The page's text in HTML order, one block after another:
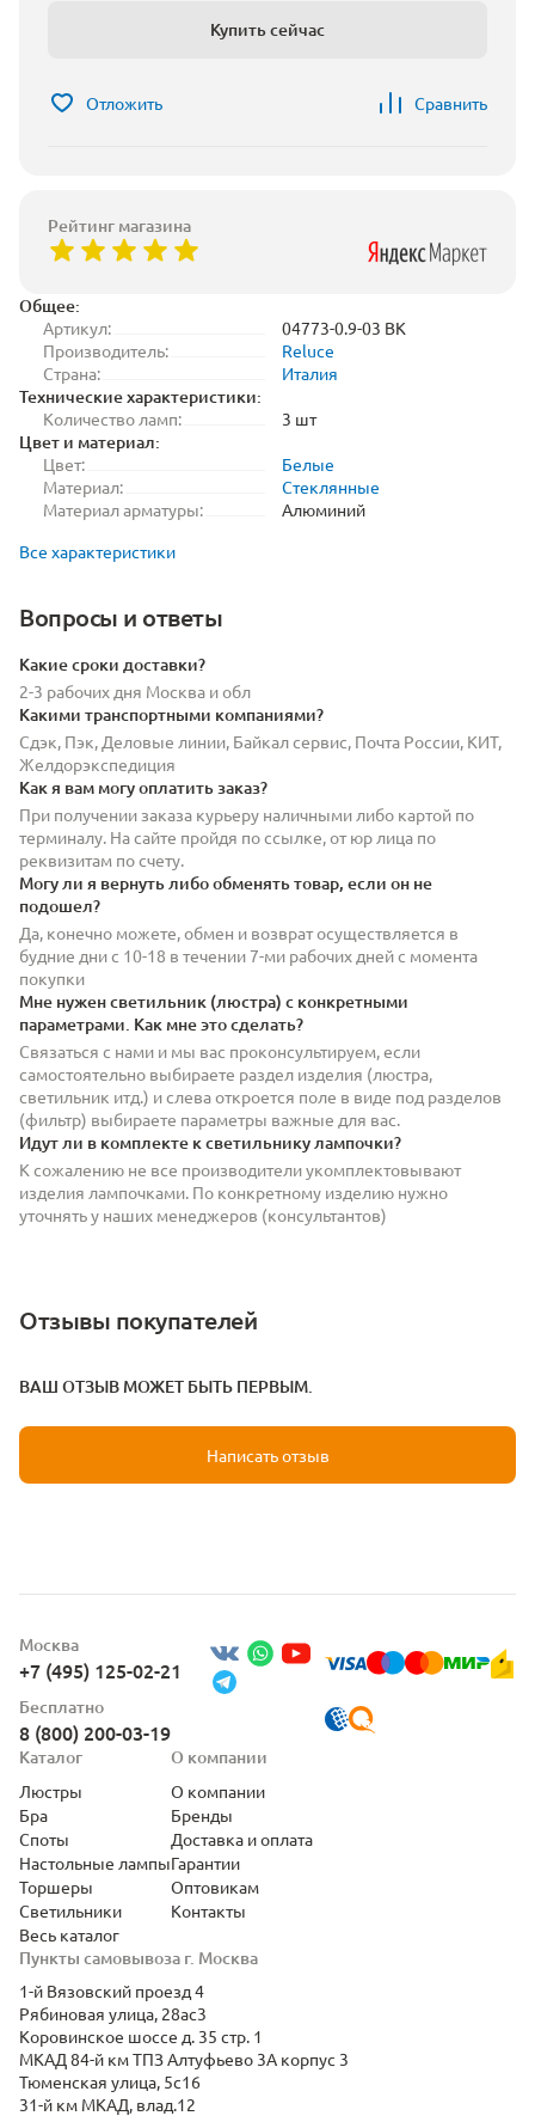
Общее:
Артикул:
04773-0.9-03 BK
Производитель:
Reluce
Страна:
Италия
Технические характеристики:
Количество ламп: 3 шт
Цвет и материал:
Цвет:
Белые
Материал:
Стеклянные
Материал арматуры:
Алюминий
Все характеристики
Вопросы и ответы
Какие сроки доставки?
2-3 рабочих дня Москва и обл
Какими транспортными компаниями?
Сдэк, Пэк, Деловые линии, Байкал сервис, Почта России, КИТ,
Желдорэкспедиция
Как я вам могу оплатить заказ?
При получении заказа курьеру наличными либо картой по
терминалу. На сайте пройдя по ссылке, от юр лица по
реквизитам по счету.
Могу ли я вернуть либо обменять товар, если он не
подошел?
Да, конечно можете, обмен и возврат осуществляется в
будние дни с 10-18 в течении 7-ми рабочих дней с момента
покупки
Мне нужен светильник (люстра) с конкретными
параметрами. Как мне это сделать?
Связаться с нами и мы вас проконсультируем, если
самостоятельно выбираете раздел изделия (люстра,
светильник итд.) и слева откроется поле в виде под разделов
(фильтр) выбираете параметры важные для вас.
Идут ли в комплекте к светильнику лампочки?
К сожалению не все производители укомплектовывают
изделия лампочками. По конкретному изделию нужно
уточнять у наших менеджеров (консультантов)
Купить сейчас
Отложить Сравнить
Рейтинг магазина
Отзывы покупателей
ВАШ ОТЗЫВ МОЖЕТ БЫТЬ ПЕРВЫМ.
Написать отзыв
Москва
+7 (495) 125-02-21
Бесплатно
8 (800) 200-03-19
Пункты самовывоза г. Москва
1-й Вязовский проезд 4
Рябиновая улица, 28ас3
Коровинское шоссе д. 35 стр. 1
МКАД 84-й км ТПЗ Алтуфьево 3А корпус 3
Тюменская улица, 5с16
31-й км МКАД, влад.12
Каталог
Люстры
Бра
Споты
Настольные лампы
Торшеры
Светильники
Весь каталог
О компании
О компании
Бренды
Доставка и оплата
Гарантии
Оптовикам
Контакты